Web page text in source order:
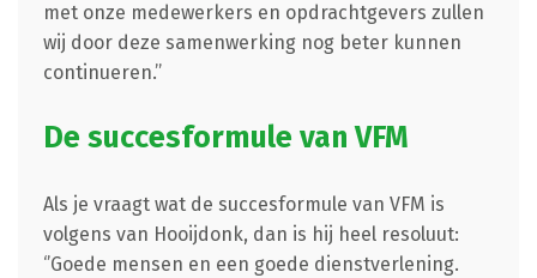
met onze medewerkers en opdrachtgevers zullen
wij door deze samenwerking nog beter kunnen
continueren.’’
De succesformule van VFM
Als je vraagt wat de succesformule van VFM is
volgens van Hooijdonk, dan is hij heel resoluut:
‘’Goede mensen en een goede dienstverlening.